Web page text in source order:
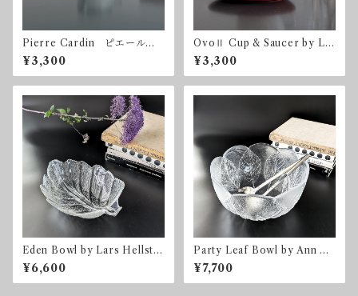
Pierre Cardin ピエール・
カルダン ノリタケ カップ
＆ソーサー
¥3,300
OvoⅡ Cup & Saucer by Lui
gi Colani for Adam & Eve
たち吉
¥3,300
Eden Bowl by Lars Hellste
n for Orrefors オレフォ
ス スウェーデン
¥6,600
Party Leaf Bowl by Ann &
Göran Wärff for Kosta Bo
da コスタ・ボダ スウェー
デン
¥7,700